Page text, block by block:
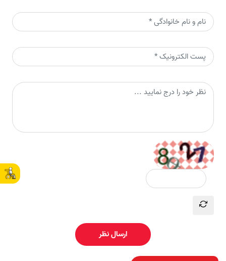
ارسال نظر